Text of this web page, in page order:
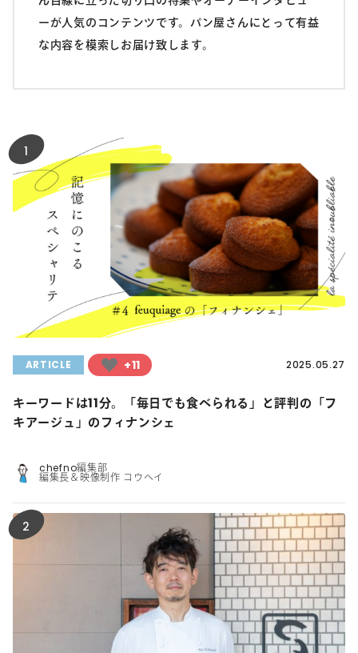
ーが人気のコンテンツです。パン屋さんにとって有益
な内容を模索しお届け致します。
1
ARTICLE +11 2025.05.27
キーワードは11分。「毎日でも食べられる」と評判の「フ
キアージュ」のフィナンシェ
chefno編集部
編集長＆映像制作 コウヘイ
2